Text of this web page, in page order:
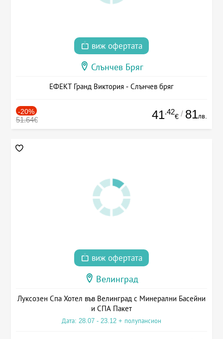
виж офертата
Слънчев Бряг
ЕФЕКТ Гранд Виктория - Слънчев бряг
-20%
51.64€ 41.42
€ / 81лв.
виж офертата
Велинград
Луксозен Спа Хотел във Велинград с Минерални Басейни
и СПА Пакет
Дата: 28.07 - 23.12 + полупансион